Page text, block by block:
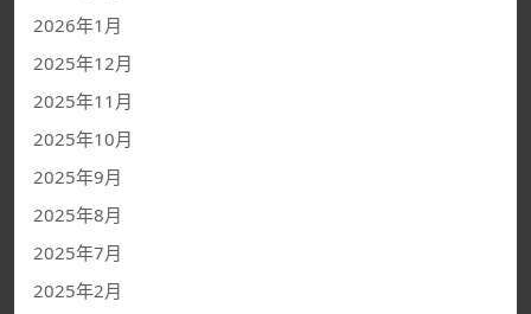
2026年1月
2025年12月
2025年11月
2025年10月
2025年9月
2025年8月
2025年7月
2025年2月